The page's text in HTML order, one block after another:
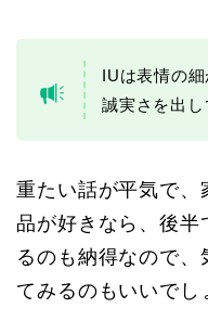
IUは表情の
誠実さを出し
重たい話が平気で、
品が好きなら、後半
るのも納得なので、
てみるのもいいでし